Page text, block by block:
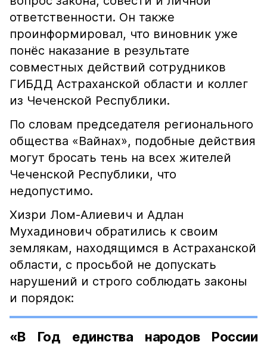
ответственности. Он также
проинформировал, что виновник уже
понёс наказание в результате
совместных действий сотрудников
ГИБДД Астраханской области и коллег
из Чеченской Республики.
По словам председателя регионального
общества «Вайнах», подобные действия
могут бросать тень на всех жителей
Чеченской Республики, что
недопустимо.
Хизри Лом-Алиевич и Адлан
Мухадинович обратились к своим
землякам, находящимся в Астраханской
области, с просьбой не допускать
нарушений и строго соблюдать законы
и порядок:
«В Год единства народов России